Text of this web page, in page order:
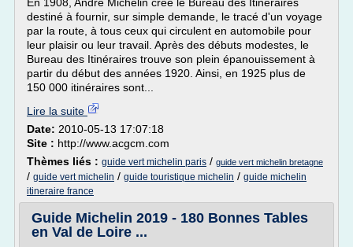
destiné à fournir, sur simple demande, le tracé d'un voyage
par la route, à tous ceux qui circulent en automobile pour
leur plaisir ou leur travail. Après des débuts modestes, le
Bureau des Itinéraires trouve son plein épanouissement à
partir du début des années 1920. Ainsi, en 1925 plus de
150 000 itinéraires sont...
Lire la suite
Date: 2010-05-13 17:07:18
Site : http://www.acgcm.com
Thèmes liés : guide vert michelin paris / guide vert michelin bretagne
/ guide vert michelin / guide touristique michelin / guide michelin
itineraire france
Guide Michelin 2019 - 180 Bonnes Tables
en Val de Loire ...